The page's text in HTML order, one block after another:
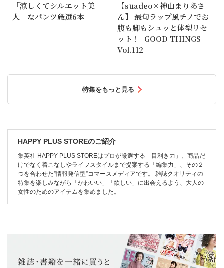
「涼しくてシルエット美
人」なパンツ厳選6本
【suadeo×神山まりあさ
ん】 最旬ラップ風チノでお
腹も脚もシュッと体型リセ
ット！| GOOD THINGS
Vol.112
特集をもっと見る
HAPPY PLUS STOREのご紹介
集英社 HAPPY PLUS STOREはプロが厳選する「目利き力」、商品だ
けでなく着こなしやライフスタイルまで提案する「編集力」、その２
つを合わせた”情報発信型”コマースメディアです。 雑誌クオリティの
特集を楽しみながら「かわいい」「欲しい」に出会えるよう、大人の
女性のためのアイテムを集めました。